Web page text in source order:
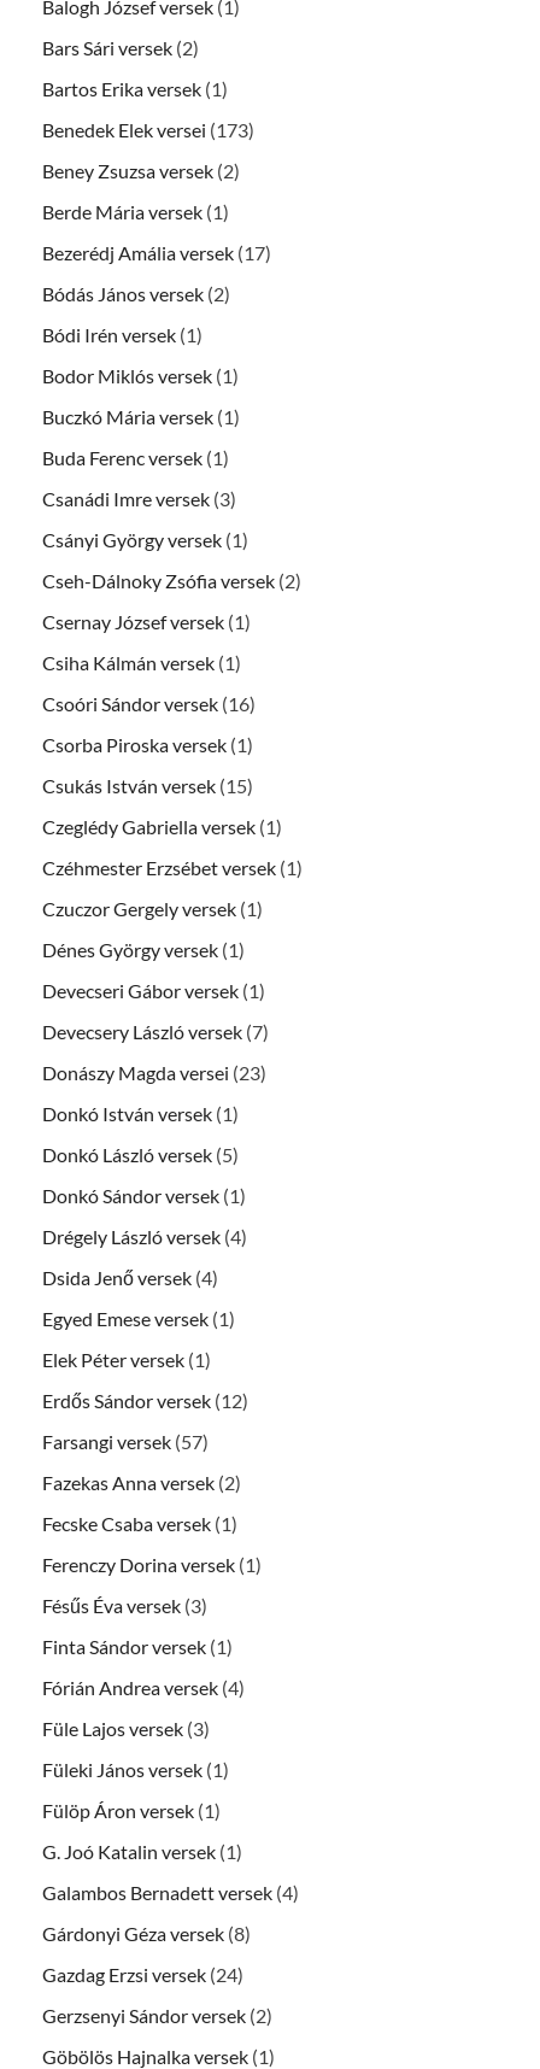
Balogh József versek (1)
Bars Sári versek (2)
Bartos Erika versek (1)
Benedek Elek versei (173)
Beney Zsuzsa versek (2)
Berde Mária versek (1)
Bezerédj Amália versek (17)
Bódás János versek (2)
Bódi Irén versek (1)
Bodor Miklós versek (1)
Buczkó Mária versek (1)
Buda Ferenc versek (1)
Csanádi Imre versek (3)
Csányi György versek (1)
Cseh-Dálnoky Zsófia versek (2)
Csernay József versek (1)
Csiha Kálmán versek (1)
Csoóri Sándor versek (16)
Csorba Piroska versek (1)
Csukás István versek (15)
Czeglédy Gabriella versek (1)
Czéhmester Erzsébet versek (1)
Czuczor Gergely versek (1)
Dénes György versek (1)
Devecseri Gábor versek (1)
Devecsery László versek (7)
Donászy Magda versei (23)
Donkó István versek (1)
Donkó László versek (5)
Donkó Sándor versek (1)
Drégely László versek (4)
Dsida Jenő versek (4)
Egyed Emese versek (1)
Elek Péter versek (1)
Erdős Sándor versek (12)
Farsangi versek (57)
Fazekas Anna versek (2)
Fecske Csaba versek (1)
Ferenczy Dorina versek (1)
Fésűs Éva versek (3)
Finta Sándor versek (1)
Fórián Andrea versek (4)
Füle Lajos versek (3)
Füleki János versek (1)
Fülöp Áron versek (1)
G. Joó Katalin versek (1)
Galambos Bernadett versek (4)
Gárdonyi Géza versek (8)
Gazdag Erzsi versek (24)
Gerzsenyi Sándor versek (2)
Göbölös Hajnalka versek (1)